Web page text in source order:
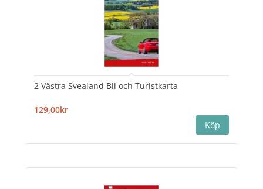
2 Västra Svealand Bil och Turistkarta
129,00kr